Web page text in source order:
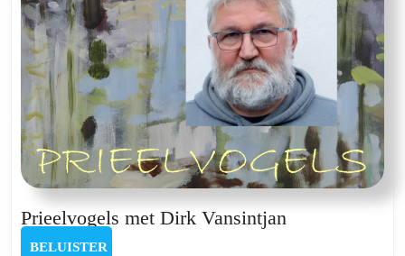
Prieelvogels met Dirk Vansintjan
BELUISTER